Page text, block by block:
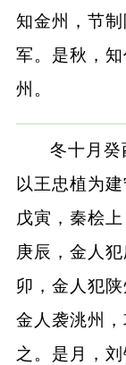
知金州，节
军。是秋，
州。
冬十月癸
以王忠植为
戊寅，秦桧
庚辰，金人
卯，金人犯
金人袭洮州
之。是月，